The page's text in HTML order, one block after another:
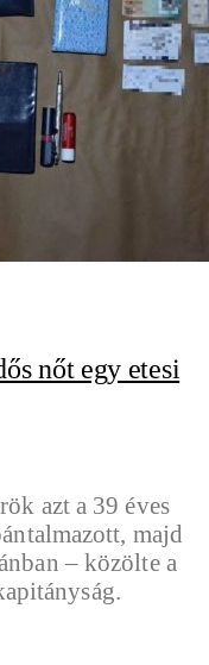
nőt egy etesi
azt a 39 éves
majd
– közölte a